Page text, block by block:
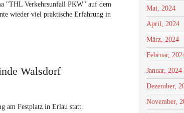
"THL Verkehrsunfall PKW" auf dem
wieder viel praktische Erfahrung in
Walsdorf
am Festplatz in Erlau statt.
Mai, 2024
April, 2024
März, 2024
Februar,
Januar, 2024
Dezember,
November,